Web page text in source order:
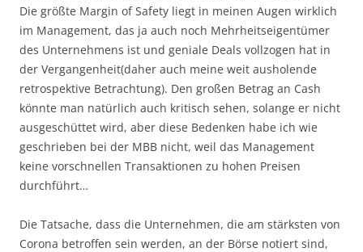
Die größte Margin of Safety liegt in meinen Augen wirklich
im Management, das ja auch noch Mehrheitseigentümer
des Unternehmens ist und geniale Deals vollzogen hat in
der Vergangenheit(daher auch meine weit ausholende
retrospektive Betrachtung). Den großen Betrag an Cash
könnte man natürlich auch kritisch sehen, solange er nicht
ausgeschüttet wird, aber diese Bedenken habe ich wie
geschrieben bei der MBB nicht, weil das Management
keine vorschnellen Transaktionen zu hohen Preisen
durchführt…
Die Tatsache, dass die Unternehmen, die am stärksten von
Corona betroffen sein werden, an der Börse notiert sind,